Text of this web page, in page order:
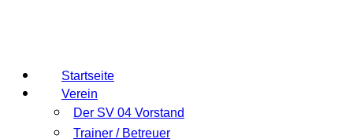
Startseite
Verein
Der SV 04 Vorstand
Trainer / Betreuer